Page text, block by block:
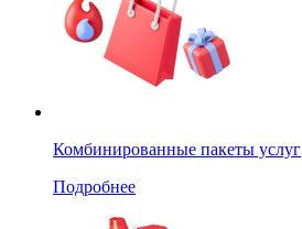
Комбинированные пакеты услуг
Подробнее